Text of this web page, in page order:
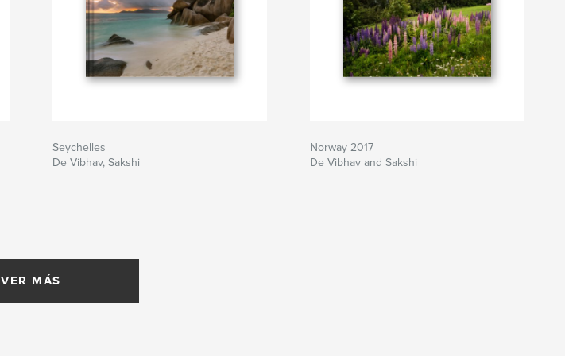
Seychelles
De Vibhav, Sakshi
Norway 2017
De Vibhav and Sakshi
VER MÁS